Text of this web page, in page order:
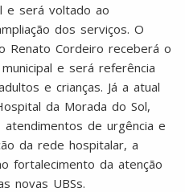
e será voltado ao
dos serviços. O
Renato Cordeiro receberá o
e será referência
e crianças. Já a atual
da Morada do Sol,
de urgência e
da rede hospitalar, a
fortalecimento da atenção
novas UBSs.